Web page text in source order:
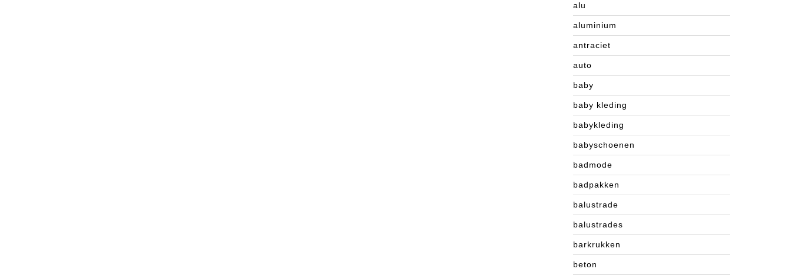
alu
aluminium
antraciet
auto
baby
baby kleding
babykleding
babyschoenen
badmode
badpakken
balustrade
balustrades
barkrukken
beton